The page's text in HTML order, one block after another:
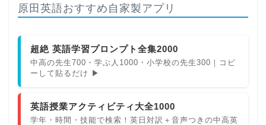
原田英語おすすめ自家製アプリ
超絶 英語学習プロンプト全集2000
中高の先生700・学ぶ人1000・小学校の先生300｜コピ
ーして貼るだけ ▶
英語授業アクティビティ大全1000
学年・時間・技能で検索！英日対訳＋音声つきの中高英